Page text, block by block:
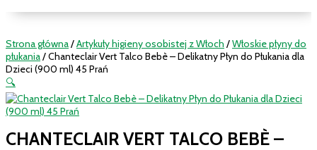
Strona główna/Artykuły higieny osobistej z Włoch /Włoskie płyny do
płukania/ Chanteclair Vert Talco Bebè – Delikatny Płyn do Płukania dla
Dzieci (900 ml) 45 Prań
🔍
CHANTECLAIR VERT TALCO BEBÈ –